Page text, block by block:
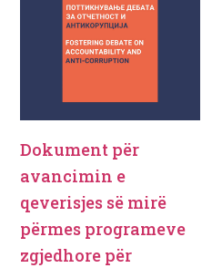
Dokument për
avancimin e
qeverisjes së mirë
përmes programeve
zgjedhore për